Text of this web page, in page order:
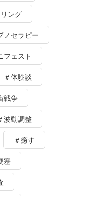
ング
ノセラピー
フェスト
＃体験談
戦争
波動調整
＃癒す
塞